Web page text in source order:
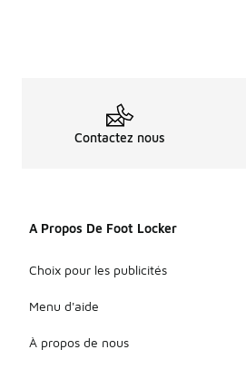
Contactez nous
A Propos De Foot Locker
Choix pour les publicités
Menu d'aide
À propos de nous